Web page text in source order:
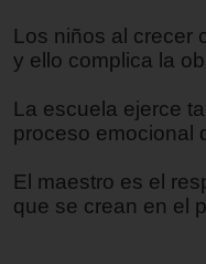
Los niños al crecer
y ello complica la
La escuela ejerce
proceso emocional
El maestro es el
que se crean en el